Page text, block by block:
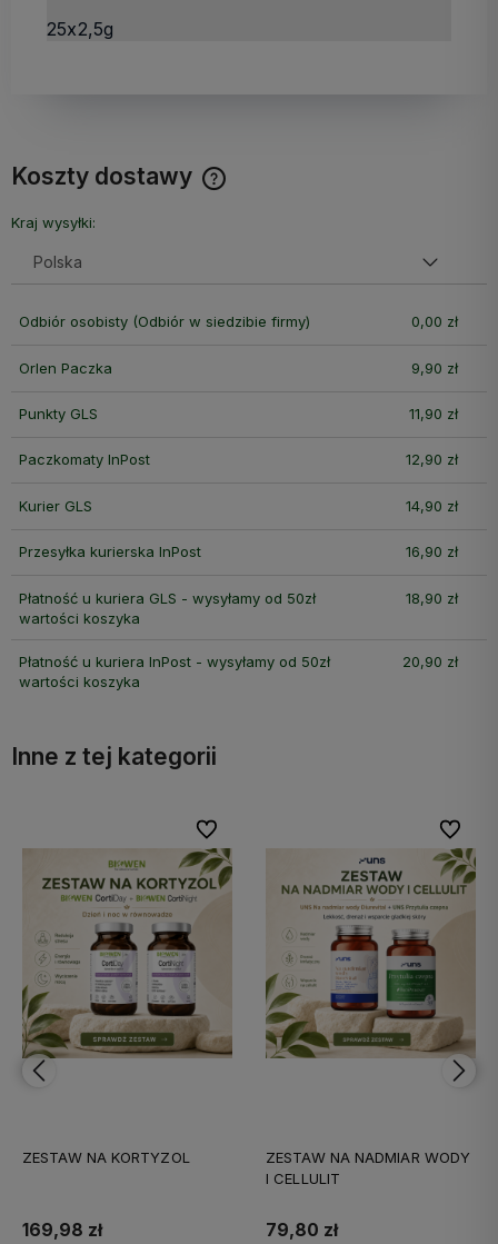
25x2,5g
Koszty dostawy
Kraj wysyłki:
Odbiór osobisty(Odbiór w siedzibie firmy) 0,00 zł
Orlen Paczka 9,90 zł
Punkty GLS 11,90 zł
Paczkomaty InPost 12,90 zł
Kurier GLS 14,90 zł
Przesyłka kurierska InPost 16,90 zł
Płatność u kuriera GLS - wysyłamy od 50zł
wartości koszyka
18,90 zł
Płatność u kuriera InPost - wysyłamy od 50zł
wartości koszyka
20,90 zł
Inne z tej kategorii
ZESTAW NA NADMIAR WODY
79,80 zł
Do ulubionych
Do ulubionych
ZESTAW ZDROWE STAWY
176,89 zł
Do
Do